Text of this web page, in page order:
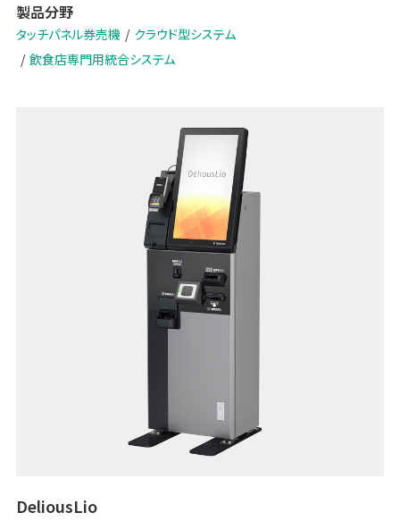
製品分野
タッチパネル券売機
クラウド型システム
飲食店専門用統合システム
DeliousLio